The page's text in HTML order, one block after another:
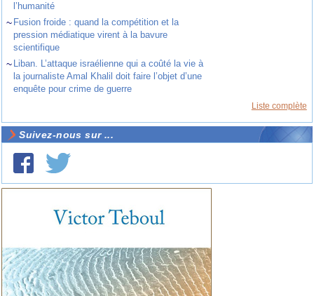
l’humanité
~ Fusion froide : quand la compétition et la
pression médiatique virent à la bavure
scientifique
~ Liban. L’attaque israélienne qui a coûté la vie à
la journaliste Amal Khalil doit faire l’objet d’une
enquête pour crime de guerre
Liste complète
Suivez-nous sur ...